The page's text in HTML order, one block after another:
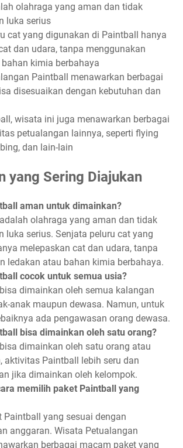
olahraga yang aman dan tidak
luka serius
cat yang digunakan di Paintball hanya
dan udara, tanpa menggunakan
kimia berbahaya
Paintball menawarkan berbagai
disesuaikan dengan kebutuhan dan
wisata ini juga menawarkan berbagai
petualangan lainnya, seperti flying
dan lain-lain
yang Sering Diajukan
aman untuk dimainkan?
olahraga yang aman dan tidak
luka serius. Senjata peluru cat yang
melepaskan cat dan udara, tanpa
ledakan atau bahan kimia berbahaya.
cocok untuk semua usia?
dimainkan oleh semua kalangan
anak maupun dewasa. Namun, untuk
ada pengawasan orang dewasa.
bisa dimainkan oleh satu orang?
dimainkan oleh satu orang atau
aktivitas Paintball lebih seru dan
jika dimainkan oleh kelompok.
memilih paket Paintball yang
Paintball yang sesuai dengan
anggaran. Wisata Petualangan
berbagai macam paket yang